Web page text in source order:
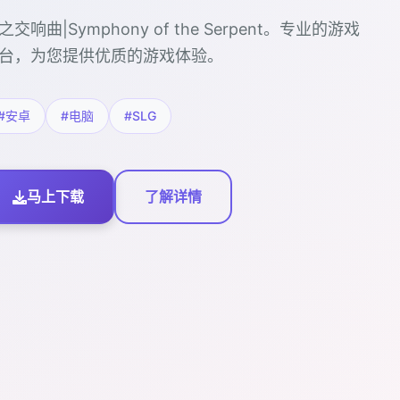
交响曲|Symphony of the Serpent。专业的游戏
，为您提供优质的游戏体验。
安卓 #电脑 #SLG
马上下载 了解详情